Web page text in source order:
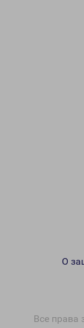
Все права
О